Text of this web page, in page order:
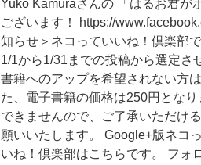
Yuko Kamuraさんの 「はるお君が
ございます！ https://
知らせ＞ネコっていいね！倶楽部
1/1から1/31までの投稿から選定さ
書籍へのアップを希望されない方
た、電子書籍の価格は250円とな
できませんので、ご了承いただけ
願いいたします。 Google+版ネコ
いね！倶楽部はこちらです。 フォ